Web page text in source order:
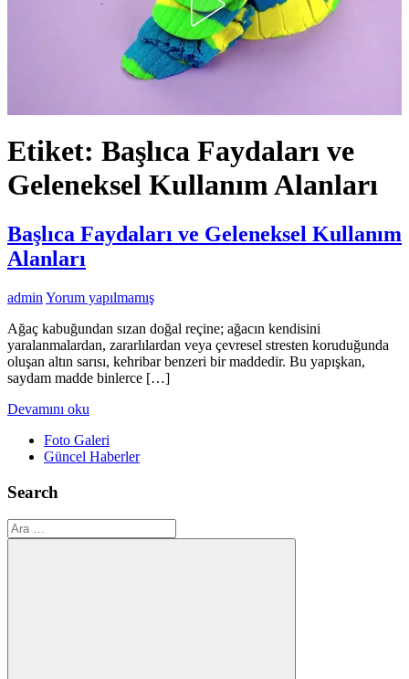
Etiket: Başlıca Faydaları ve
Geleneksel Kullanım Alanları
Başlıca Faydaları ve Geleneksel Kullanım
Alanları
admin Yorum yapılmamış
Ağaç kabuğundan sızan doğal reçine; ağacın kendisini
yaralanmalardan, zararlılardan veya çevresel stresten koruduğunda
oluşan altın sarısı, kehribar benzeri bir maddedir. Bu yapışkan,
saydam madde binlerce […]
Devamını oku
Foto Galeri
Güncel Haberler
Search
Ara: